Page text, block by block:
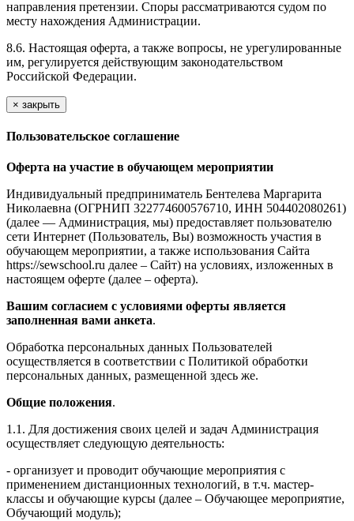
направления претензии. Споры рассматриваются судом по
месту нахождения Администрации.
8.6. Настоящая оферта, а также вопросы, не урегулированные
им, регулируется действующим законодательством
Российской Федерации.
× закрыть
Пользовательское соглашение
Оферта на участие в обучающем мероприятии
Индивидуальный предприниматель Бентелева Маргарита
Николаевна (ОГРНИП 322774600576710, ИНН 504402080261)
(далее — Администрация, мы) предоставляет пользователю
сети Интернет (Пользователь, Вы) возможность участия в
обучающем мероприятии, а также использования Сайта
https://sewschool.ru далее – Сайт) на условиях, изложенных в
настоящем оферте (далее – оферта).
Вашим согласием с условиями оферты является
заполненная вами анкета.
Обработка персональных данных Пользователей
осуществляется в соответствии с Политикой обработки
персональных данных, размещенной здесь же.
Общие положения.
1.1. Для достижения своих целей и задач Администрация
осуществляет следующую деятельность:
- организует и проводит обучающие мероприятия с
применением дистанционных технологий, в т.ч. мастер-
классы и обучающие курсы (далее – Обучающее мероприятие,
Обучающий модуль);